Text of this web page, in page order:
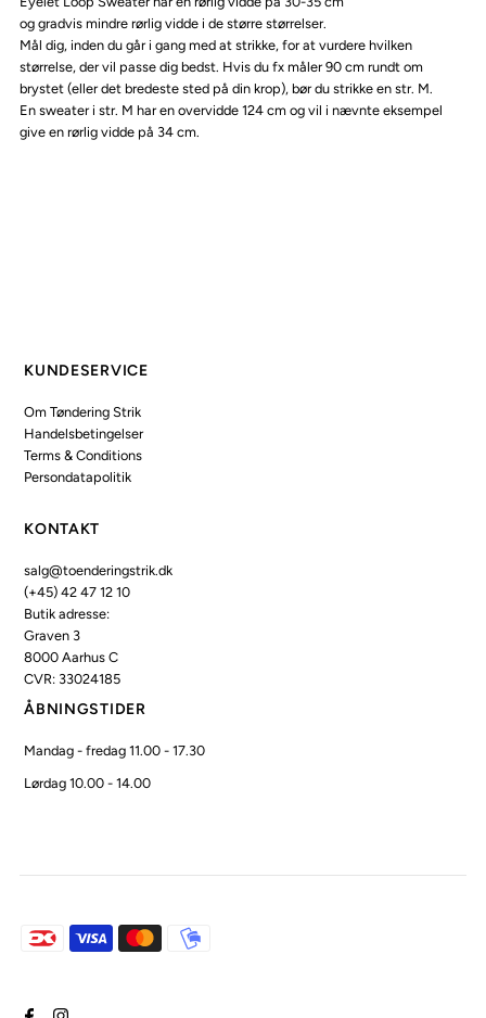
og gradvis mindre rørlig vidde i de større størrelser.
Mål dig, inden du går i gang med at strikke, for at vurdere hvilken
størrelse, der vil passe dig bedst. Hvis du fx måler 90 cm rundt om
brystet (eller det bredeste sted på din krop), bør du strikke en str. M.
En sweater i str. M har en overvidde 124 cm og vil i nævnte eksempel
give en rørlig vidde på 34 cm.
KUNDESERVICE
Om Tøndering Strik
Handelsbetingelser
Terms & Conditions
Persondatapolitik
KONTAKT
salg@toenderingstrik.dk
(+45) 42 47 12 10
Butik adresse:
Graven 3
8000 Aarhus C
CVR: 33024185
ÅBNINGSTIDER
Mandag - fredag 11.00 - 17.30
Lørdag 10.00 - 14.00